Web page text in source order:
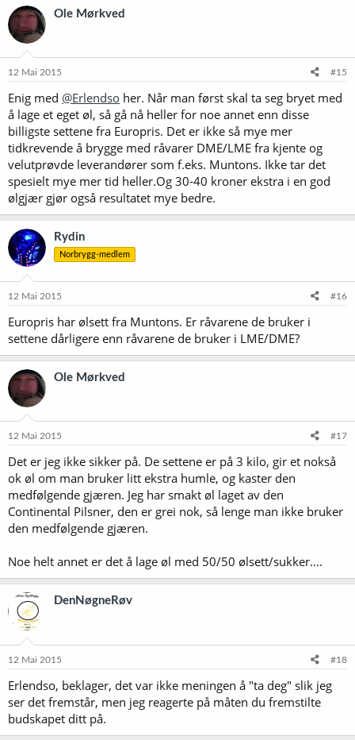
k
s
j
o
e
:
Ole Mørkved
12 Mai 2015 #15
Enig med @Erlendso her. Når man først skal ta seg bryet med
å lage et eget øl, så gå nå heller for noe annet enn disse
billigste settene fra Europris. Det er ikke så mye mer
tidkrevende å brygge med råvarer DME/LME fra kjente og
velutprøvde leverandører som f.eks. Muntons. Ikke tar det
spesielt mye mer tid heller.Og 30-40 kroner ekstra i en god
ølgjær gjør også resultatet mye bedre.
Rydin
Norbrygg-medlem
12 Mai 2015 #16
Europris har ølsett fra Muntons. Er råvarene de bruker i
settene dårligere enn råvarene de bruker i LME/DME?
Ole Mørkved
12 Mai 2015 #17
Det er jeg ikke sikker på. De settene er på 3 kilo, gir et nokså
ok øl om man bruker litt ekstra humle, og kaster den
medfølgende gjæren. Jeg har smakt øl laget av den
Continental Pilsner, den er grei nok, så lenge man ikke bruker
den medfølgende gjæren.
Noe helt annet er det å lage øl med 50/50 ølsett/sukker....
DenNøgneRøv
12 Mai 2015 #18
Erlendso, beklager, det var ikke meningen å "ta deg" slik jeg
ser det fremstår, men jeg reagerte på måten du fremstilte
budskapet ditt på.